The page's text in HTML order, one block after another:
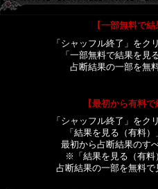
【一部無料で結
「シャッフル終了」をク
「一部無料で結果を見
占断結果の一部を無
【最初から有料
「シャッフル終了」をク
「結果を見る（有料
最初から占断結果のす
※「結果を見る（有料
占断結果の一部を無料で